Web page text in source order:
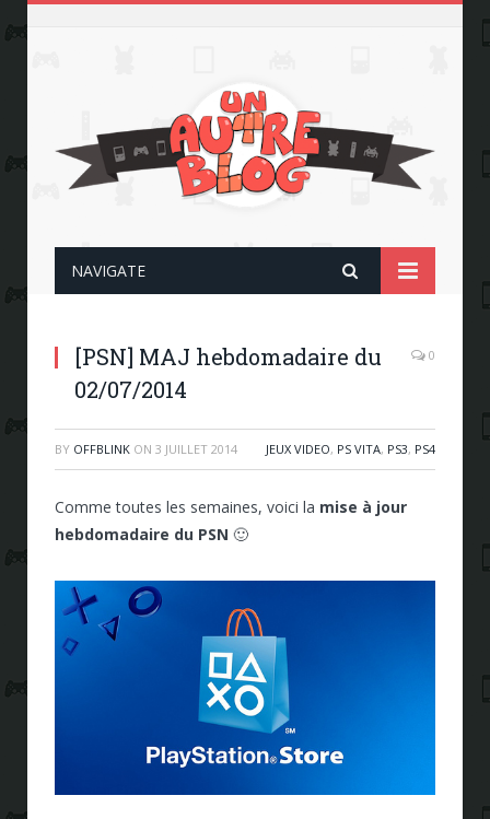
NAVIGATE
[PSN] MAJ hebdomadaire du
02/07/2014
0
BY OFFBLINK ON 3 JUILLET 2014 JEUX VIDEO, PS VITA, PS3, PS4
Comme toutes les semaines, voici la mise à jour
hebdomadaire du PSN 🙂